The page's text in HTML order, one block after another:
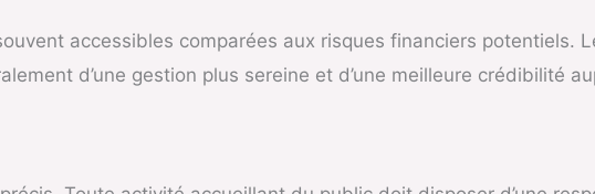
accessibles comparées aux risques financiers potentiels.
d’une gestion plus sereine et d’une meilleure crédibilité